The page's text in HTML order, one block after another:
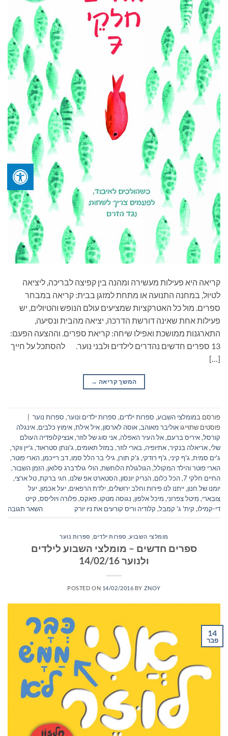
קריאה היא פעילות מעשירה ומהנה בין קפיצה לבריכה, ליציאה
לטיול, במחנה התנועה או מתחת למזגן בבית: קריאה במבחר
ספרים. מול כל האטרקציות שמציעים עולם הנופש והטיולים, יש
פעילות אחת שאינה דורשת הדרכה, יציאה מהבית ונסיעה,
התארגנות ממושכת ואפילו שיחה: קריאת ספרים. וההצעה הפעם:
13 ספרים חדשים נהדרים לילדים ולבני נוער. להסתכל על חייך
[…]
המשך קריאה →
פורסם במומלצי השבוע, ספרות ילדים, ספרות ילדים ונוער, ספרות נוער
פוסטים שתוייגו אוליבר מאוהב,אוסה לארסון,איל אילת,אימוץ כלבים,אינגלה
קורסל,איריס ברעם,אל העיר האפלה,אני סוג של לוזר,אנציקלופדיה העולם
שלי,אריאלה בנקיר,אתיופיה, בארי לוזר, במזל תאומים, ג'ונתן סטראוד, ג'יין ווקר,
ג'ים סמית, ג'ף קיני, ג'ף רודקי, ג'ק תורן, גילי בר הלל סמו,דב רייכמן,הארי פוטר,
הארי פוטר והילד המקולל,הגולגולת הלוחשת,הולי גולדברג סלואן,הזמן השבור,
החיים חלקי 7
,הכל כלום,הנריק יונסון,הסטארט אפ שלנו, חגי ברקת,טל ארצי,
יומנו של חנון,ייתנו לנו פירות וחלב ירושלים,ילדת הרפאים,יעל אכמון,יעל
צובארי, מיטל צפרוני, מיכל אלפון, נגוסה מטקו,פאקס,פלורה ויוליסס, קייט
די-קמילו, קית' ג' קמבל, קלודיה וריס קורעים את ניו יורק השאר תגובה
מומלצי השבוע, ספרות ילדים ספרות נוער
ספרים חדשים – מומלצי השבוע לילדים
ולנוער 14/02/16
POSTED ON 14/02/2016 BY ZNOY
14
פבר